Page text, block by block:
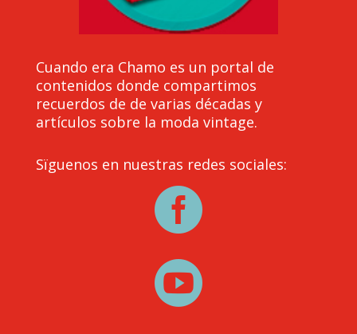
Cuando era Chamo es un portal de
contenidos donde compartimos
recuerdos de de varias décadas y
artículos sobre la moda vintage.
Sïguenos en nuestras redes sociales:

